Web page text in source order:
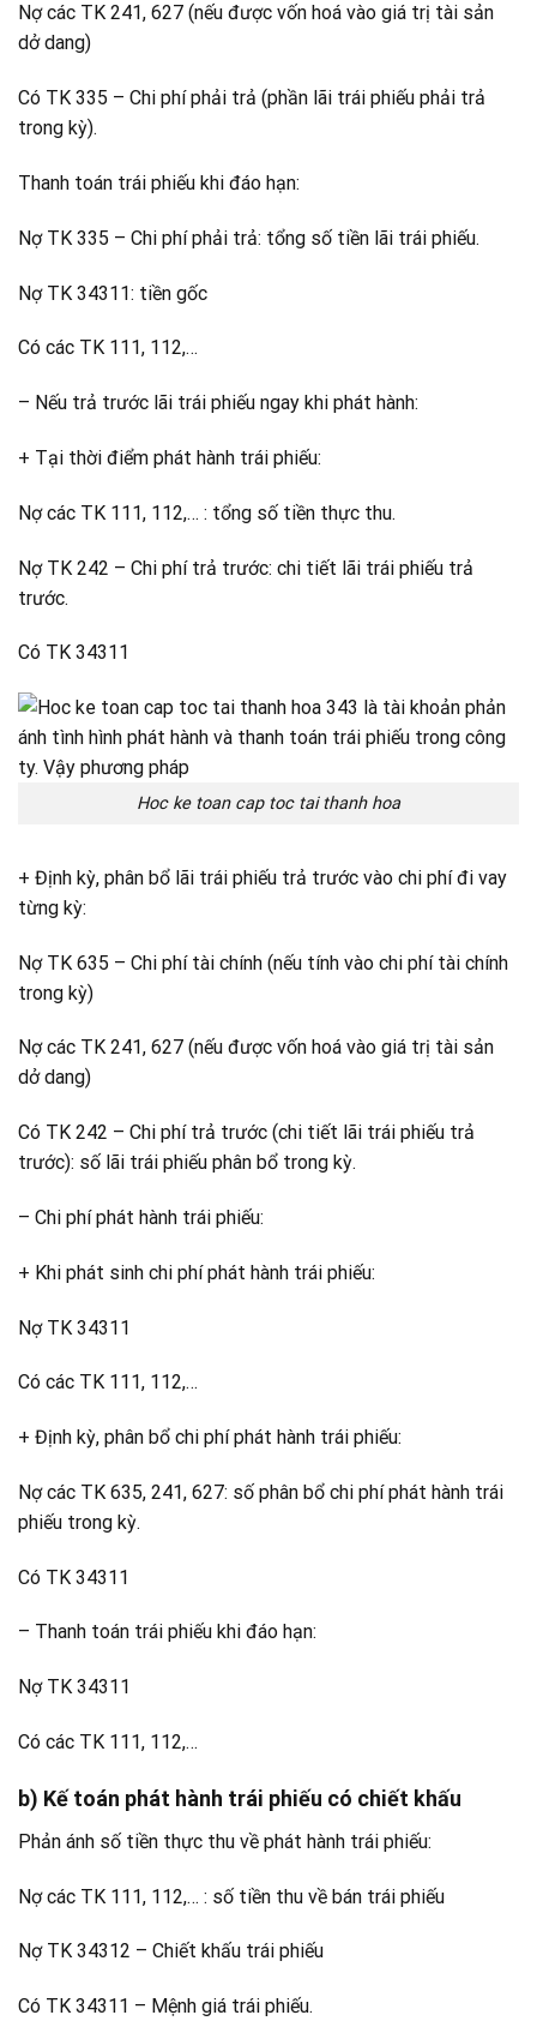
Nợ các TK 241, 627 (nếu được vốn hoá vào giá trị tài sản
dở dang)
Có TK 335 – Chi phí phải trả (phần lãi trái phiếu phải trả
trong kỳ).
Thanh toán trái phiếu khi đáo hạn:
Nợ TK 335 – Chi phí phải trả: tổng số tiền lãi trái phiếu.
Nợ TK 34311: tiền gốc
Có các TK 111, 112,…
– Nếu trả trước lãi trái phiếu ngay khi phát hành:
+ Tại thời điểm phát hành trái phiếu:
Nợ các TK 111, 112,… : tổng số tiền thực thu.
Nợ TK 242 – Chi phí trả trước: chi tiết lãi trái phiếu trả
trước.
Có TK 34311
Hoc ke toan cap toc tai thanh hoa
+ Định kỳ, phân bổ lãi trái phiếu trả trước vào chi phí đi vay
từng kỳ:
Nợ TK 635 – Chi phí tài chính (nếu tính vào chi phí tài chính
trong kỳ)
Nợ các TK 241, 627 (nếu được vốn hoá vào giá trị tài sản
dở dang)
Có TK 242 – Chi phí trả trước (chi tiết lãi trái phiếu trả
trước): số lãi trái phiếu phân bổ trong kỳ.
– Chi phí phát hành trái phiếu:
+ Khi phát sinh chi phí phát hành trái phiếu:
Nợ TK 34311
Có các TK 111, 112,…
+ Định kỳ, phân bổ chi phí phát hành trái phiếu:
Nợ các TK 635, 241, 627: số phân bổ chi phí phát hành trái
phiếu trong kỳ.
Có TK 34311
– Thanh toán trái phiếu khi đáo hạn:
Nợ TK 34311
Có các TK 111, 112,…
b) Kế toán phát hành trái phiếu có chiết khấu
Phản ánh số tiền thực thu về phát hành trái phiếu:
Nợ các TK 111, 112,… : số tiền thu về bán trái phiếu
Nợ TK 34312 – Chiết khấu trái phiếu
Có TK 34311 – Mệnh giá trái phiếu.